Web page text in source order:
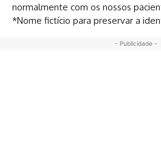
normalmente com os nossos
*Nome fictício para preservar a
- Publicidade -